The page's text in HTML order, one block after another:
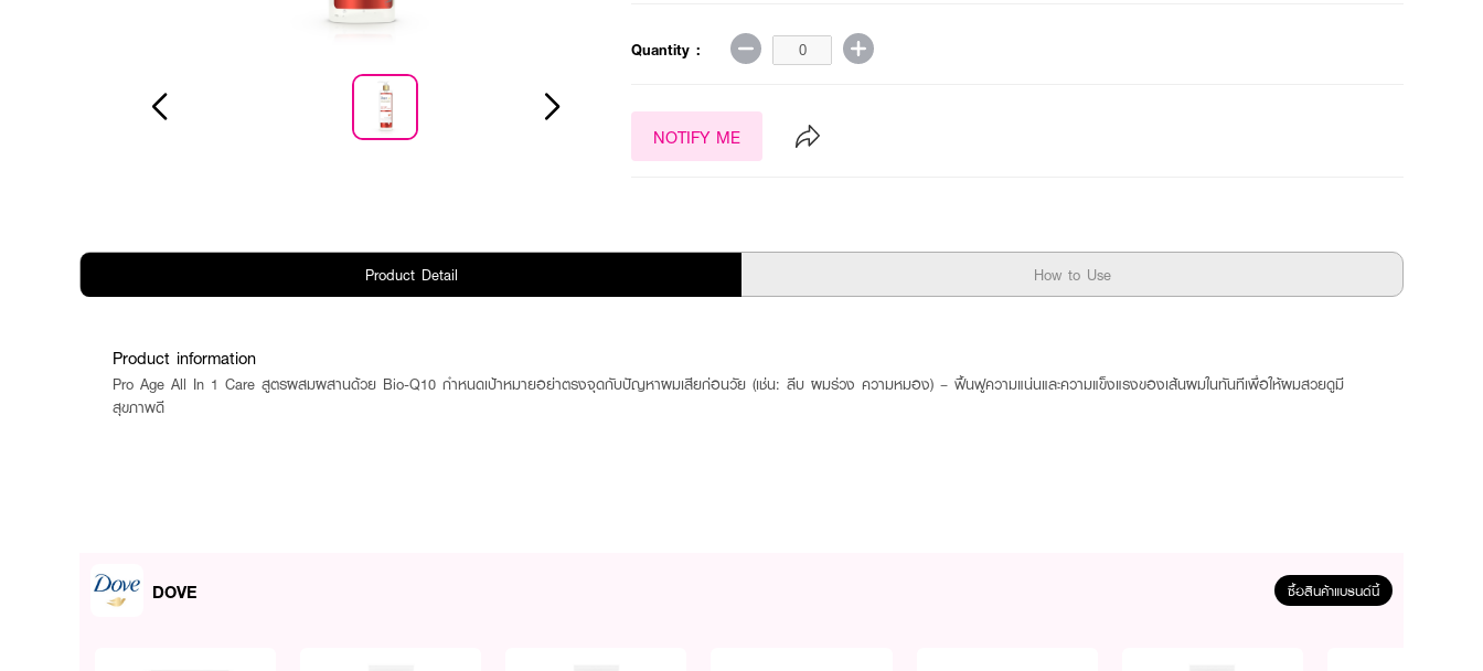
Quantity :
NOTIFY ME
Product Detail How to Use
Product information
Pro Age All In 1 Care สูตรผสมผสานด้วย Bio-Q10 กำหนดเป้าหมายอย่าตรงจุดกับปัญหาผมเสียก่อนวัย (เช่น: ลีบ ผมร่วง ความหมอง) – ฟื้นฟูความแน่นและความแข็งแรงของเส้นผมในทันทีเพื่อให้ผมสวยดูมี
สุขภาพดี
DOVE ซื้อสินค้าแบรนด์นี้